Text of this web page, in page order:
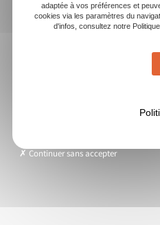
adaptée à vos préférences et
cookies via les paramètres du
d'infos, consultez notre
Continuer sans accepter